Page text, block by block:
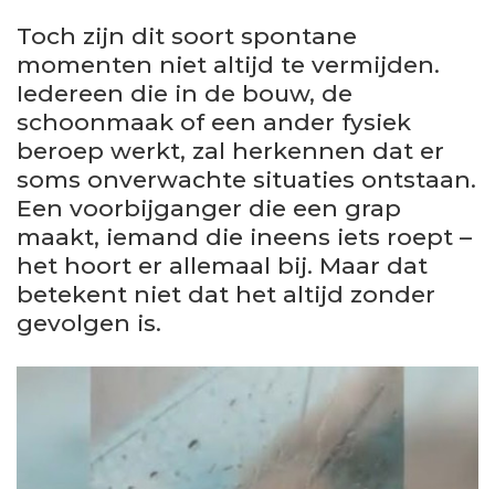
Toch zijn dit soort spontane
momenten niet altijd te vermijden.
Iedereen die in de bouw, de
schoonmaak of een ander fysiek
beroep werkt, zal herkennen dat er
soms onverwachte situaties ontstaan.
Een voorbijganger die een grap
maakt, iemand die ineens iets roept –
het hoort er allemaal bij. Maar dat
betekent niet dat het altijd zonder
gevolgen is.